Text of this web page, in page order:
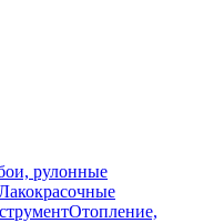
рулонные
Отопление,